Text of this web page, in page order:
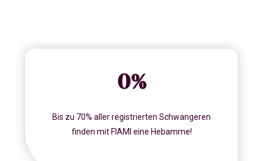
0%
Bis zu 70% aller registrierten Schwangeren
finden mit FIAMI eine Hebamme!